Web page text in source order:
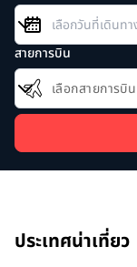
สายการบิน
เลือกสายการบิน
ประเทศน่าเที่ยว